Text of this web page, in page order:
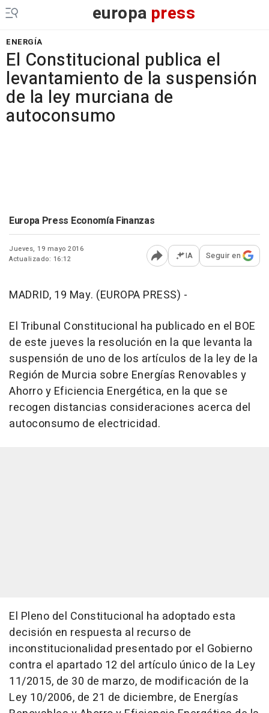
europa press
ENERGÍA
El Constitucional publica el
levantamiento de la suspensión
de la ley murciana de
autoconsumo
Europa Press Economía Finanzas
Jueves, 19 mayo 2016
Actualizado: 16:12
Abrir opciones para
IA Seguir en
MADRID, 19 May. (EUROPA PRESS) -
El Tribunal Constitucional ha publicado en el BOE
de este jueves la resolución en la que levanta la
suspensión de uno de los artículos de la ley de la
Región de Murcia sobre Energías Renovables y
Ahorro y Eficiencia Energética, en la que se
recogen distancias consideraciones acerca del
autoconsumo de electricidad.
El Pleno del Constitucional ha adoptado esta
decisión en respuesta al recurso de
inconstitucionalidad presentado por el Gobierno
contra el apartado 12 del artículo único de la Ley
11/2015, de 30 de marzo, de modificación de la
Ley 10/2006, de 21 de diciembre, de Energías